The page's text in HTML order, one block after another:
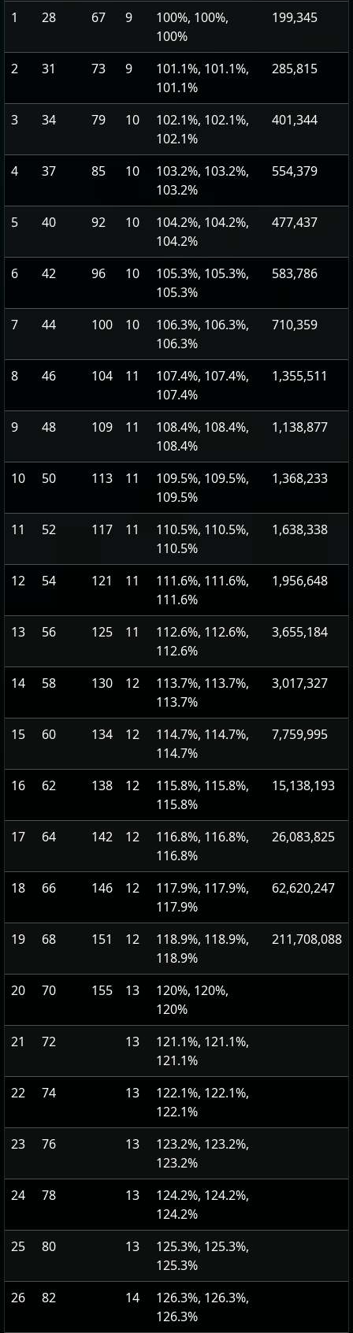
1
28 67 9
100%, 100%,
100%
199,345
2 31 73 9
101.1%, 101.1%,
101.1%
285,815
3 34 79 10
102.1%, 102.1%,
102.1%
401,344
4 37 85 10
103.2%, 103.2%,
103.2%
554,379
5 40 92 10
104.2%, 104.2%,
104.2%
477,437
6 42 96 10
105.3%, 105.3%,
105.3%
583,786
7 44 100 10
106.3%, 106.3%,
106.3%
710,359
8 46 104 11
107.4%, 107.4%,
107.4%
1,355,511
9 48 109 11
108.4%, 108.4%,
108.4%
1,138,877
10 50 113 11
109.5%, 109.5%,
109.5%
1,368,233
11 52 117 11
110.5%, 110.5%,
110.5%
1,638,338
12 54 121 11
111.6%, 111.6%,
111.6%
1,956,648
13 56 125 11
112.6%, 112.6%,
112.6%
3,655,184
14 58 130 12
113.7%, 113.7%,
113.7%
3,017,327
15 60 134 12
114.7%, 114.7%,
114.7%
7,759,995
16 62 138 12
115.8%, 115.8%,
115.8%
15,138,193
17 64 142 12
116.8%, 116.8%,
116.8%
26,083,825
18 66 146 12
117.9%, 117.9%,
117.9%
62,620,247
19 68 151 12
118.9%, 118.9%,
118.9%
211,708,088
20 70 155 13
120%, 120%,
120%
21
72 13
121.1%, 121.1%,
121.1%
22
74 13
122.1%, 122.1%,
122.1%
23
76 13
123.2%, 123.2%,
123.2%
24
78 13
124.2%, 124.2%,
124.2%
25
80 13
125.3%, 125.3%,
125.3%
26
82 14
126.3%, 126.3%,
126.3%